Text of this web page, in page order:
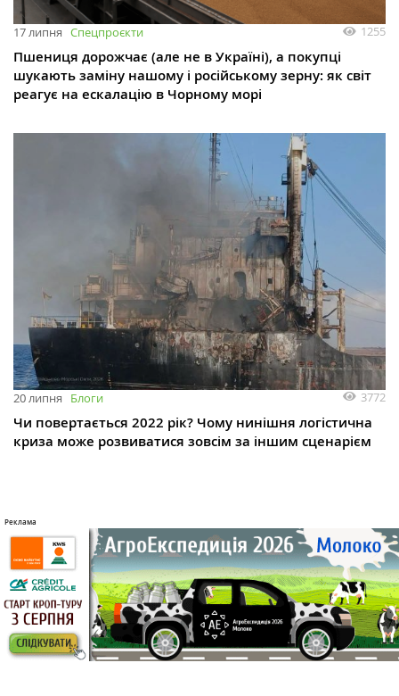
17 липня Спецпроєкти 1255
Пшениця дорожчає (але не в Україні), а покупці
шукають заміну нашому і російському зерну: як світ
реагує на ескалацію в Чорному морі
20 липня Блоги 3772
Чи повертається 2022 рік? Чому нинішня логістична
криза може розвиватися зовсім за іншим сценарієм